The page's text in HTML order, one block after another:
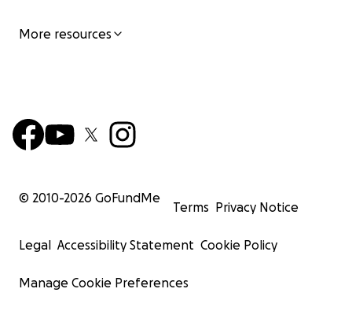
More resources
© 2010-2026 GoFundMe
Terms Privacy Notice
Legal Accessibility Statement Cookie Policy
Manage Cookie Preferences